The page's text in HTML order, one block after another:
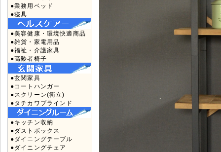
●業務用ベッド
●寝具
●美容健康・環境快適商品
●雑貨・家電用品
●福祉・介護家具
●高齢者椅子
●玄関家具
●コートハンガー
●スクリーン(衝立)
●タチカワブラインド
●キッチン収納
●ダストボックス
●ダイニングテーブル
●ダイニングチェア